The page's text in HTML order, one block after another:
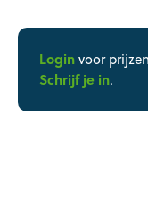
Loginvoor
Schrijf je in.